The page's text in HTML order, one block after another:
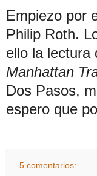
Empiezo por
Philip Roth.
ello la lectura
Manhattan
Dos Pasos,
espero que
5 comentarios: